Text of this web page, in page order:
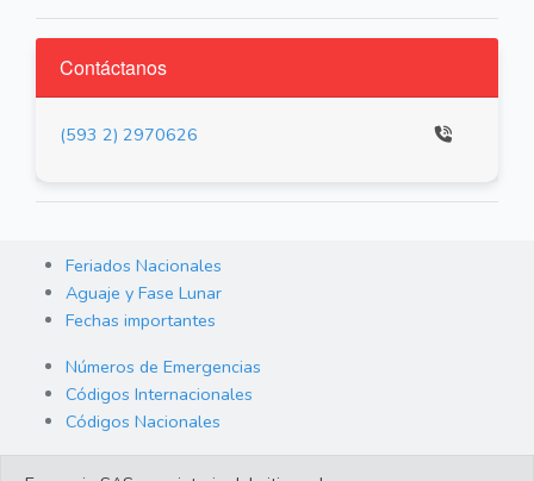
Contáctanos
(593 2) 2970626
Feriados Nacionales
Aguaje y Fase Lunar
Fechas importantes
Números de Emergencias
Códigos Internacionales
Códigos Nacionales